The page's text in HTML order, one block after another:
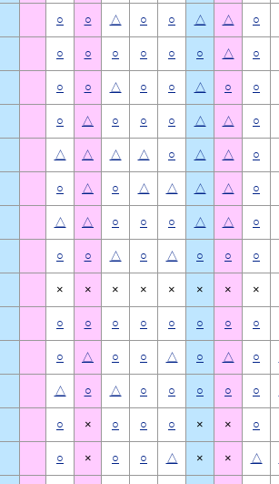
○ ○ △ ○ ○ △ △ ○
○ ○ ○ ○ ○ ○ △ ○
○ ○ △ ○ ○ △ ○ ○
○ △ ○ ○ ○ △ △ ○
△ △ △ △ ○ △ △ ○
○ △ ○ △ △ △ △ ○
△ △ ○ ○ ○ △ △ ○
○ ○ △ ○ △ ○ ○ ○
× × × × × × × ×
○ ○ ○ ○ ○ ○ ○ ○
○ △ ○ ○ △ ○ △ ○
△ ○ △ ○ ○ ○ ○ ○
○ × ○ ○ ○ × × ○
○ × ○ ○ △ × × △